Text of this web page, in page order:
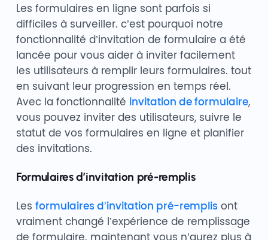
Les formulaires en ligne sont parfois si
difficiles à surveiller. c’est pourquoi notre
fonctionnalité d’invitation de formulaire a été
lancée pour vous aider à inviter facilement
les utilisateurs à remplir leurs formulaires. tout
en suivant leur progression en temps réel.
Avec la fonctionnalité invitation de formulaire,
vous pouvez inviter des utilisateurs, suivre le
statut de vos formulaires en ligne et planifier
des invitations.
Formulaires d’invitation pré-remplis
Les formulaires d’invitation pré-remplisont
vraiment changé l’expérience de remplissage
de formulaire. maintenant vous n’aurez plus à